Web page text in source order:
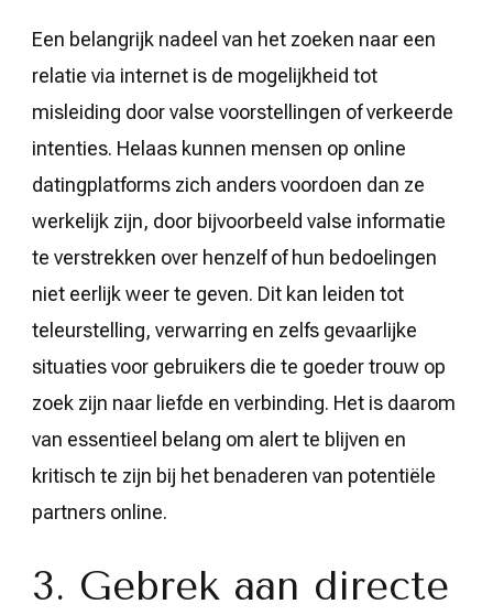
Een belangrijk nadeel van het zoeken naar een
relatie via internet is de mogelijkheid tot
misleiding door valse voorstellingen of verkeerde
intenties. Helaas kunnen mensen op online
datingplatforms zich anders voordoen dan ze
werkelijk zijn, door bijvoorbeeld valse informatie
te verstrekken over henzelf of hun bedoelingen
niet eerlijk weer te geven. Dit kan leiden tot
teleurstelling, verwarring en zelfs gevaarlijke
situaties voor gebruikers die te goeder trouw op
zoek zijn naar liefde en verbinding. Het is daarom
van essentieel belang om alert te blijven en
kritisch te zijn bij het benaderen van potentiële
partners online.
3. Gebrek aan directe